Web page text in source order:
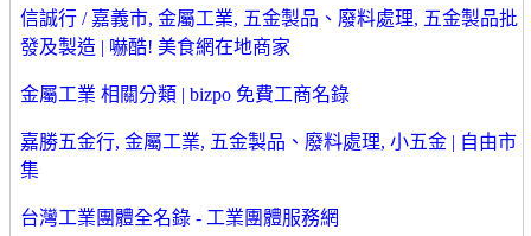
信誠行 / 嘉義市, 金屬工業, 五金製品、廢料處理, 五金製品批
發及製造 | 嚇酷! 美食網在地商家
金屬工業 相關分類 | bizpo 免費工商名錄
嘉勝五金行, 金屬工業, 五金製品、廢料處理, 小五金 | 自由市
集
台灣工業團體全名錄 - 工業團體服務網